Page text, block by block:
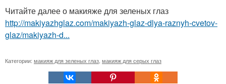
Читайте далее о макияже для зеленых глаз
http://makiyazhglaz.com/makiyazh-glaz-dlya-raznyh-cvetov-
glaz/makiyazh-d...
Категории: макияж для зеленых глаз макияж для серых глаз